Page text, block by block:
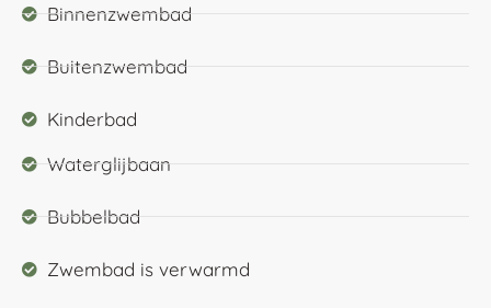
Binnenzwembad
Buitenzwembad
Kinderbad
Waterglijbaan
Bubbelbad
Zwembad is verwarmd